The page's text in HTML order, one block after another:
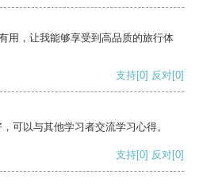
用，让我能够享受到高品质的旅行体
支持[0] 反对[0]
可以与其他学习者交流学习心得。
支持[0] 反对[0]